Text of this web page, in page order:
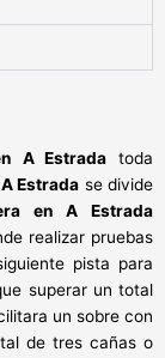
A Estrada toda
Estrada se divide
en A Estrada
realizar pruebas
pista para
superar un total
un sobre con
de tres cañas o